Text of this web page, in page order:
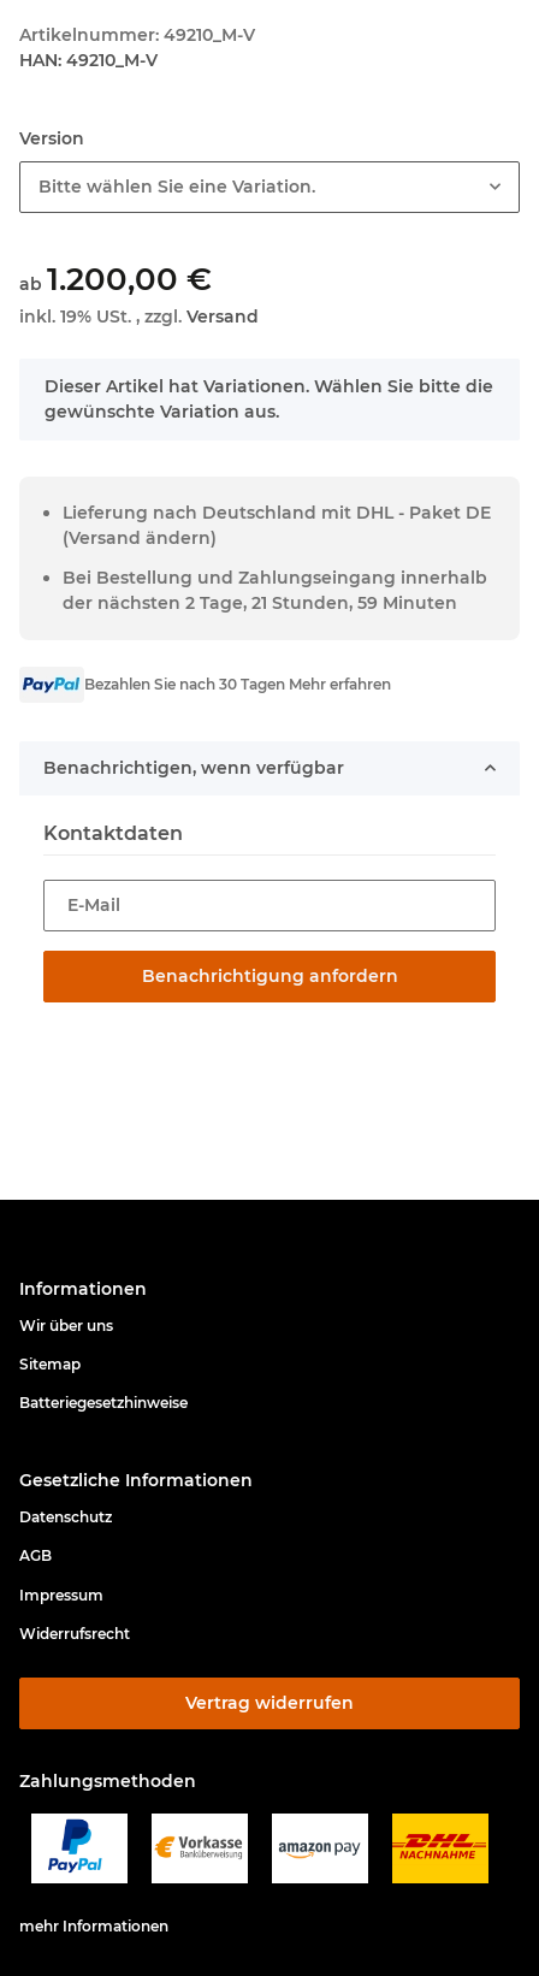
Artikelnummer: 49210_M-V
HAN: 49210_M-V
Version
Bitte wählen Sie eine Variation.
ab 1.200,00 €
inkl. 19% USt. , zzgl. Versand
x
Dieser Artikel hat Variationen. Wählen Sie bitte die
gewünschte Variation aus.
Lieferung nach Deutschland mit DHL - Paket DE
(Versand ändern)
Bei Bestellung und Zahlungseingang innerhalb
der nächsten 2 Tage, 21 Stunden, 59 Minuten
Bezahlen Sie nach 30 Tagen Mehr erfahren
Benachrichtigen, wenn verfügbar
Kontaktdaten
E-Mail
Benachrichtigung anfordern
Informationen
Wir über uns
Sitemap
Batteriegesetzhinweise
Gesetzliche Informationen
Datenschutz
AGB
Impressum
Widerrufsrecht
Vertrag widerrufen
Zahlungsmethoden
mehr Informationen